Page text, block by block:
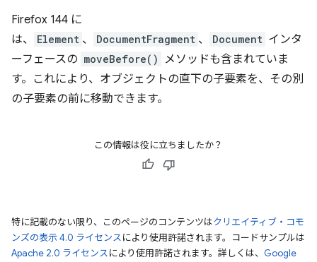
Firefox 144 に
は、
Element 、 DocumentFragment 、 Document インタ
ーフェースの moveBefore()
メソッドも含まれていま
す。これにより、オブジェクトの直下の子要素を、その別
の子要素の前に移動できます。
この情報は役に立ちましたか？
特に記載のない限り、このページのコンテンツはクリエイティブ・コモ
ンズの表示 4.0 ライセンスにより使用許諾されます。コードサンプルは
Apache 2.0 ライセンスにより使用許諾されます。詳しくは、 Google